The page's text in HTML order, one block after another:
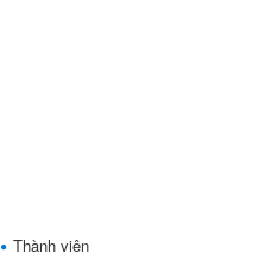
Thành viên